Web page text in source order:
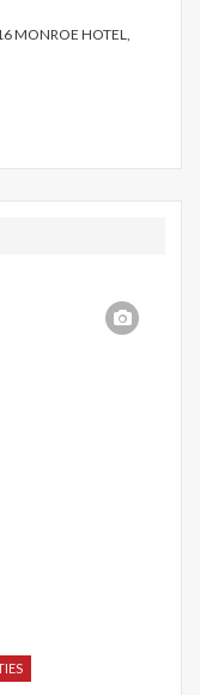
MONROE HOTEL,